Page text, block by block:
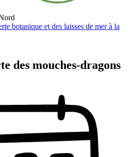
botanique et des laisses de mer à la
des mouches-dragons